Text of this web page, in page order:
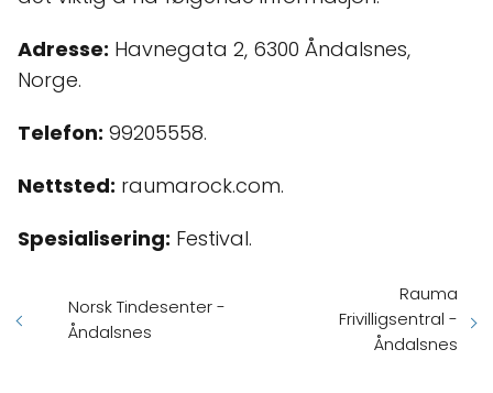
Adresse: Havnegata 2, 6300 Åndalsnes,
Norge.
Telefon: 99205558.
Nettsted: raumarock.com.
Spesialisering: Festival.
Norsk Tindesenter -
Åndalsnes
Rauma
Frivilligsentral -
Åndalsnes